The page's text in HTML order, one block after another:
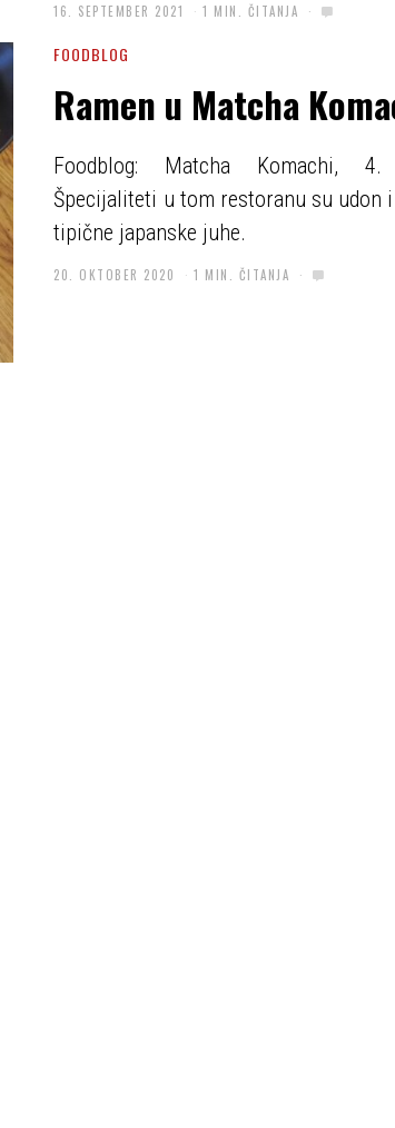
16. SEPTEMBER 2021 1 MIN. ČITANJA
FOODBLOG
Ramen u Matcha
Foodblog: Matcha Komachi, 4.
Špecijaliteti u tom restoranu su udon
tipične japanske juhe.
20. OKTOBER 2020 1 MIN. ČITANJA